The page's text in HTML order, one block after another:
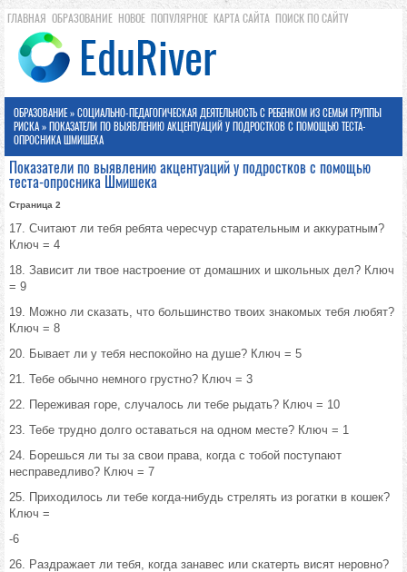
ГЛАВНАЯ ОБРАЗОВАНИЕ НОВОЕ ПОПУЛЯРНОЕ КАРТА САЙТА ПОИСК ПО САЙТУ
ОБРАЗОВАНИЕ» СОЦИАЛЬНО-ПЕДАГОГИЧЕСКАЯ ДЕЯТЕЛЬНОСТЬ С РЕБЕНКОМ ИЗ СЕМЬИ ГРУППЫ
РИСКА » ПОКАЗАТЕЛИ ПО ВЫЯВЛЕНИЮ АКЦЕНТУАЦИЙ У ПОДРОСТКОВ С ПОМОЩЬЮ ТЕСТА-
ОПРОСНИКА ШМИШЕКА
Показатели по выявлению акцентуаций у подростков с помощью
теста-опросника Шмишека
Страница 2
17. Считают ли тебя ребята чересчур старательным и аккуратным?
Ключ = 4
18. Зависит ли твое настроение от домашних и школьных дел? Ключ
= 9
19. Можно ли сказать, что большинство твоих знакомых тебя любят?
Ключ = 8
20. Бывает ли у тебя неспокойно на душе? Ключ = 5
21. Тебе обычно немного грустно? Ключ = 3
22. Переживая горе, случалось ли тебе рыдать? Ключ = 10
23. Тебе трудно долго оставаться на одном месте? Ключ = 1
24. Борешься ли ты за свои права, когда с тобой поступают
несправедливо? Ключ = 7
25. Приходилось ли тебе когда-нибудь стрелять из рогатки в кошек?
Ключ =
-6
26. Раздражает ли тебя, когда занавес или скатерть висят неровно?